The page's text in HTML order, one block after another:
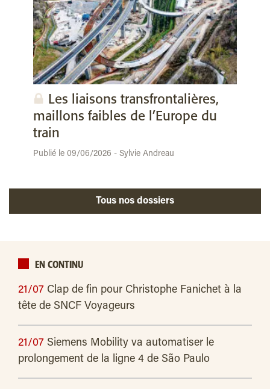
Les liaisons transfrontalières,
maillons faibles de l’Europe du
train
Publié le 09/06/2026 - Sylvie Andreau
Tous nos dossiers
EN CONTINU
21/07 Clap de fin pour Christophe Fanichet à la
tête de SNCF Voyageurs
21/07 Siemens Mobility va automatiser le
prolongement de la ligne 4 de São Paulo